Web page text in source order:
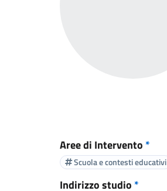
Aree di Intervento *
Scuola e contesti educativi
Indirizzo studio *